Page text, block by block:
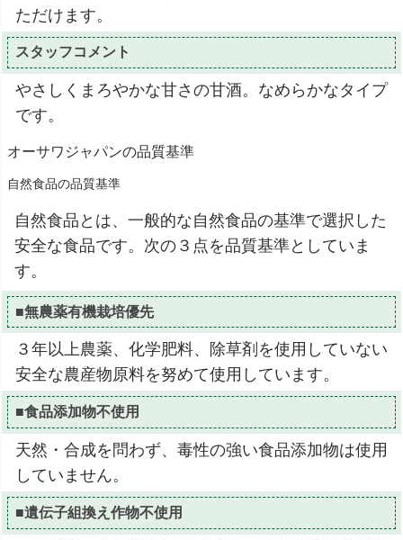
ただけます。
スタッフコメント
やさしくまろやかな甘さの甘酒。なめらかなタイプ
です。
オーサワジャパンの品質基準
自然食品の品質基準
自然食品とは、一般的な自然食品の基準で選択した
安全な食品です。次の３点を品質基準としていま
す。
■無農薬有機栽培優先
３年以上農薬、化学肥料、除草剤を使用していない
安全な農産物原料を努めて使用しています。
■食品添加物不使用
天然・合成を問わず、毒性の強い食品添加物は使用
していません。
■遺伝子組換え作物不使用